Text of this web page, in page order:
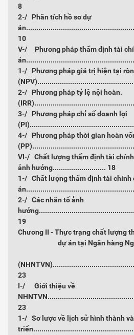
8
2-/ Phân tích hồ sơ dự
10
V-/ Phương pháp thẩm định tài
1-/ Phương pháp giá trị hiện tại
2-/ Phương pháp tỷ lệ nội hoàn.
3-/ Phương pháp chỉ số doanh lợi
4-/ Phương pháp thời gian hoàn
VI-/ Chất lượng thẩm định tài
ảnh hưởng.......................... 18
1-/ Chất lượng thẩm định tài chính
2-/ Các nhân tố ảnh
19
Chương II - Thực trạng chất lượng
dự án tại Ngân hàng Ngoại
23
I-/ Giới thiệu về
23
1-/ Sơ lược về lịch sử hình thành